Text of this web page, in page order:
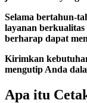
Selama bertahun-
layanan
berharap dapat
Kirimkan
mengutip Anda
Apa itu